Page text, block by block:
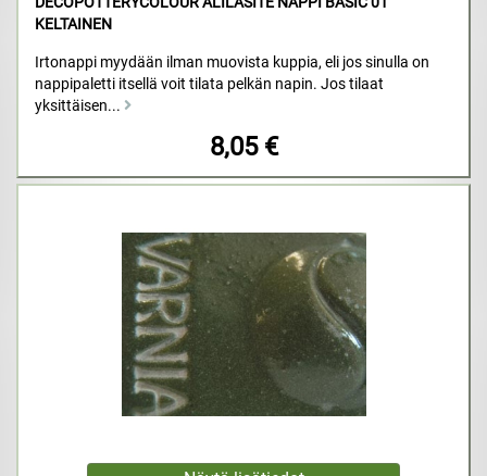
KELTAINEN
Irtonappi myydään ilman muovista kuppia, eli jos sinulla on
nappipaletti itsellä voit tilata pelkän napin. Jos tilaat
yksittäisen...
8,05 €